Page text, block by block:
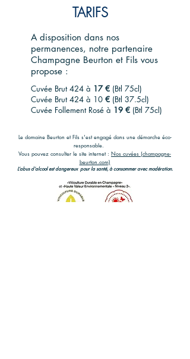
TARIFS
A disposition dans nos
permanences, notre partenaire
Champagne Beurton et Fils vous
propose :
Cuvée Brut 424 à 17€ (Btl 75cl)
Cuvée Brut 424 à 10 € (Btl 37.5cl)
Cuvée Follement Rosé à 19 € (Btl 75cl)
Le domaine Beurton et Fils s'est engagé dans une démarche éco-
responsable.
Vous pouvez consulter le site internet : Nos cuvées (champagne-
beurton.com)
L’abus d’alcool est dangereux pour la santé, à consommer avec modération.